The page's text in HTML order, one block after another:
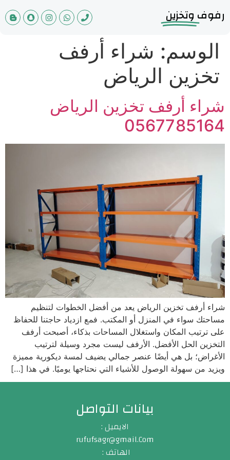
رفوف وتخزين
الوسم: شراء أرفف
تخزين الرياض
شراء أرفف تخزين الرياض
0567785164
شراء أرفف تخزين الرياض يعد من أفضل الخطوات لتنظيم
مساحتك سواء في المنزل أو المكتب. فمع ازدياد حاجتنا للحفاظ
على ترتيب المكان واستغلال المساحات بذكاء، أصبحت أرفف
التخزين الحل الأفضل. الأرفف ليست مجرد وسيلة لترتيب
الأغراض؛ بل هي أيضًا عنصر جمالي يضيف لمسة ديكورية مميزة
ويزيد من سهولة الوصول للأشياء التي نحتاجها يوميًا. في هذا […]
بيانات التواصل
الايميل :
rufufsagr@gmail.Com
الهاتف :